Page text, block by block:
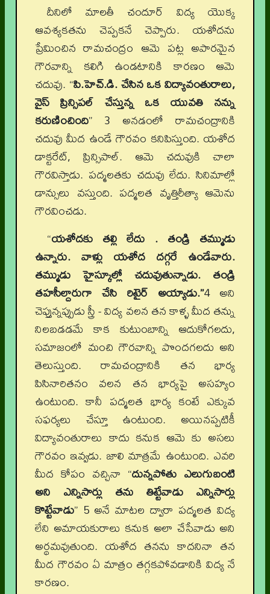
దీనిలో మాలతీ చందూర్ విద్య యొక్క
ఆవశ్యకతను చెప్పకనే చెప్పారు. యశోదను
ప్రేమించిన రామచంద్రం ఆమె పట్ల అపారమైన
గౌరవాన్ని కలిగి ఉండటానికి కారణం ఆమె
చదువు. “పి.హెచ్.డి. చేసిన ఒక విద్యావంతురాలు,
వైస్ ప్రిన్సిపల్ చేస్తున్న ఒక యువతి నన్ను
కరుణించింది” 3 అనడంలో రామచంద్రానికి
చదువు మీద ఉండే గౌరవం కనిపిస్తుంది. యశోద
డాక్టరేట్, ప్రిన్సిపాల్. ఆమె చదువుకి చాలా
గౌరవిస్తాడు. పద్మలతకు చదువు లేదు. సినిమాల్లో
డాన్సులు వస్తుంది. పద్మలత వృత్తిరీత్యా ఆమెను
గౌరవించడు.
“యశోదకు తల్లి లేదు . తండ్రి తమ్ముడు
ఉన్నారు. వాళ్లు యశోద దగ్గరే ఉండేవారు.
తమ్ముడు హైస్కూల్లో చదువుతున్నాడు. తండ్రి
తహసీల్దారుగా చేసి రిటైర్ అయ్యాడు.”4 అని
చెప్తున్నప్పుడు స్త్రీ - విద్య వలన తన కాళ్ళ మీద తన్ను
నిలబడడమే కాక కుటుంబాన్ని ఆదుకోగలదు,
సమాజంలో మంచి గౌరవాన్ని పొందగలదు అని
తెలుస్తుంది. రామచంద్రానికి తన భార్య
పిసినారితనం వలన తన భార్యపై అసహ్యం
ఉంటుంది. కానీ పద్మలత భార్య కంటే ఎక్కువ
సఫర్యలు చేస్తూ ఉంటుంది. అయినప్పటికీ
విద్యావంతురాలు కాదు కనుక ఆమె కు అసలు
గౌరవం ఇవ్వడు. జాలి మాత్రమే ఉంటుంది. ఎవరి
మీద కోపం వచ్చినా “దున్నపోతు ఎలుగుబంటి
అని ఎన్నిసార్లు తను తిట్టేవాడు ఎన్నిసార్లు
కొట్టేవాడు” 5 అనే మాటల ద్వారా పద్మలత విద్య
లేని అమాయకురాలు కనుక అలా చేసేవాడు అని
అర్థమవుతుంది. యశోద తనను కాదనినా తన
మీద గౌరవం ఏ మాత్రం తగ్గకపోవడానికి విద్య నే
కారణం.